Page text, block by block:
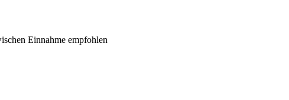
Einnahme empfohlen